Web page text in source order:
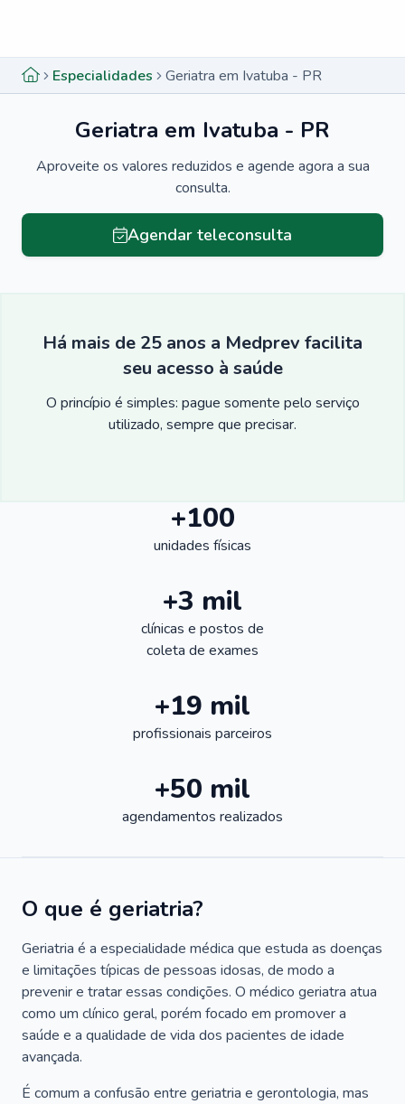
Especialidades Geriatra em Ivatuba - PR
Geriatra em Ivatuba - PR
Aproveite os valores reduzidos e agende agora a sua
consulta.
Agendar teleconsulta
Há mais de 25 anos a Medprev facilita
seu acesso à saúde
O princípio é simples: pague somente pelo serviço
utilizado, sempre que precisar.
+100
unidades físicas
+3 mil
clínicas e postos de
coleta de exames
+19 mil
profissionais parceiros
+50 mil
agendamentos realizados
O que é geriatria?
Geriatria é a especialidade médica que estuda as doenças
e limitações típicas de pessoas idosas, de modo a
prevenir e tratar essas condições. O médico geriatra atua
como um clínico geral, porém focado em promover a
saúde e a qualidade de vida dos pacientes de idade
avançada.
É comum a confusão entre geriatria e gerontologia, mas